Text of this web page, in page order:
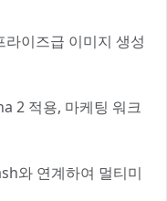
이즈급 이미지 생성
2 적용, 마케팅 워크
와 연계하여 멀티미